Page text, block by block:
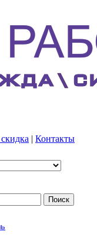
| Контакты